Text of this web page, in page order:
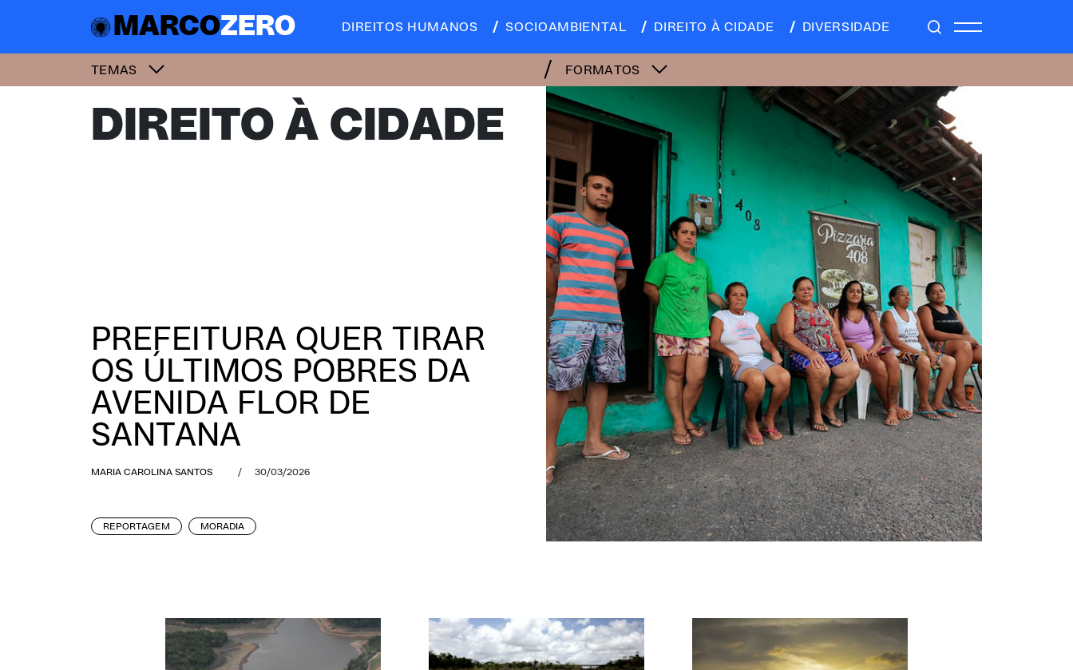
MARCOZERO DIREITOS HUMANOS SOCIOAMBIENTAL DIREITO À CIDADE DIVERSIDADE
TEMAS FORMATOS
DIREITO À CIDADE
PREFEITURA QUER TIRAR
OS ÚLTIMOS POBRES DA
AVENIDA FLOR DE
SANTANA
MARIA CAROLINA SANTOS / 30/03/2026
REPORTAGEM MORADIA